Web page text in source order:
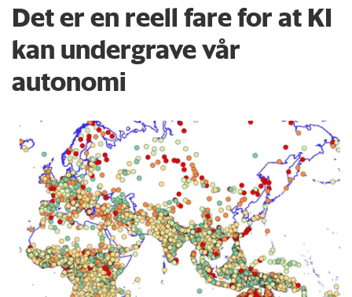
Det er en reell fare for at KI
kan undergrave vår
autonomi